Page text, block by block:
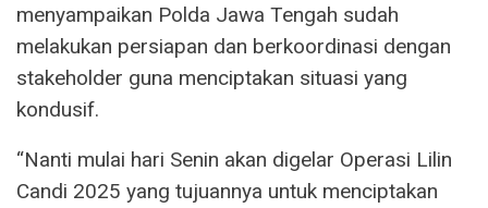
menyampaikan Polda Jawa Tengah sudah
melakukan persiapan dan berkoordinasi dengan
stakeholder guna menciptakan situasi yang
kondusif.
“Nanti mulai hari Senin akan digelar Operasi Lilin
Candi 2025 yang tujuannya untuk menciptakan